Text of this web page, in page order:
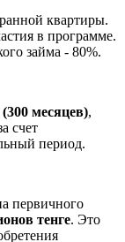
квартиры.
в программе.
займа - 80%.
(300 месяцев),
счет
период.
первичного
тенге. Это